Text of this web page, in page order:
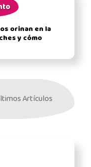
orinan en la
y cómo
Artículos